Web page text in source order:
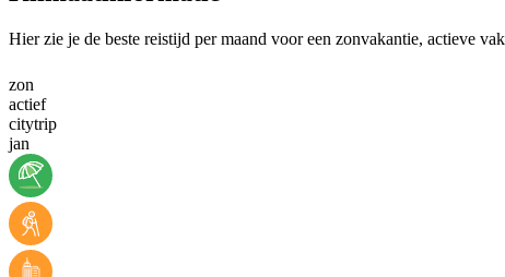
Hier zie je de beste reistijd per maand voor een zonvakantie, actieve
zon
actief
citytrip
jan